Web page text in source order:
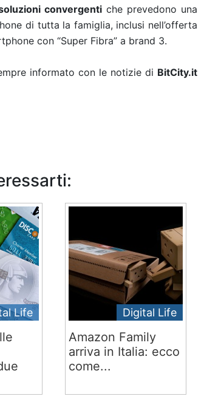
convergenti che prevedono una
di tutta la famiglia, inclusi nell’offerta
con “Super Fibra” a brand 3.
informato con le notizie di BitCity.it
Life Digital Life
Amazon Family
arriva in Italia: ecco
come...